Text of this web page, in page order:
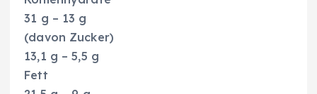
31 g – 13 g
(davon Zucker)
13,1 g – 5,5 g
Fett